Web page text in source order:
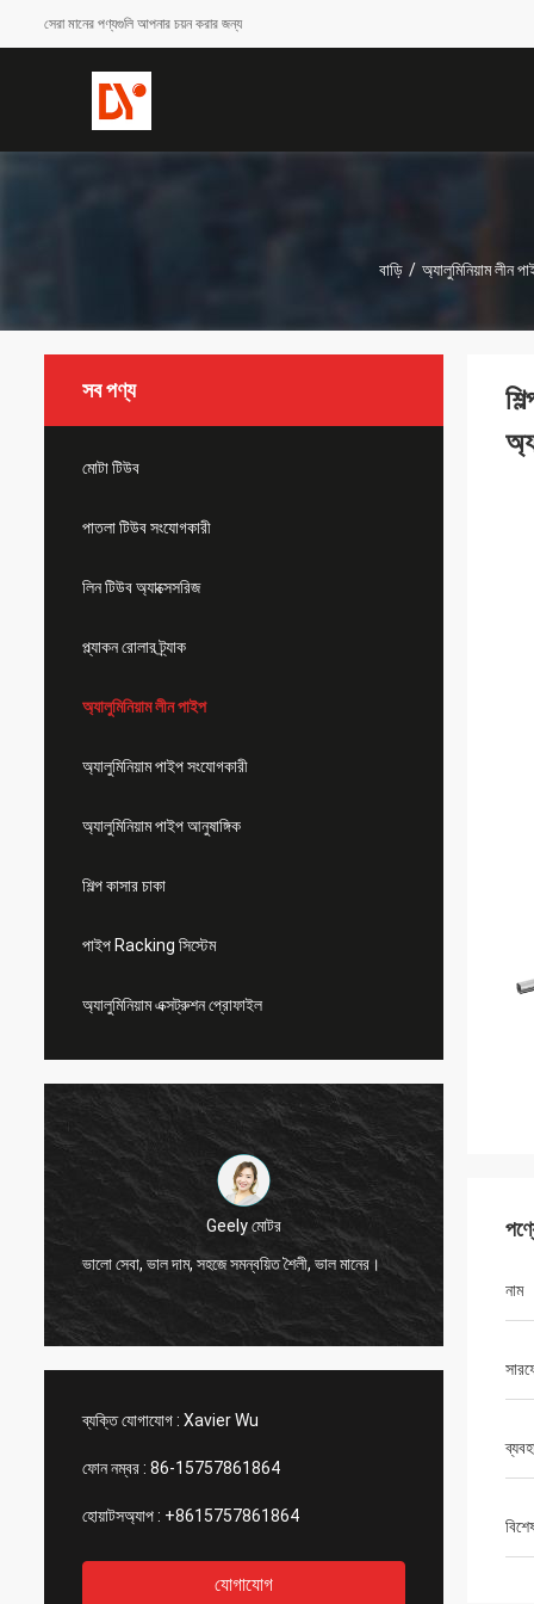
সেরা মানের পণ্যগুলি আপনার চয়ন করার জন্য
বাড়ি / অ্যালুমিনিয়াম লীন
সব পণ্য
মোটা টিউব
পাতলা টিউব সংযোগকারী
লিন টিউব অ্যাক্সেসরিজ
প্ল্যাকন রোলার ট্র্যাক
অ্যালুমিনিয়াম লীন পাইপ
অ্যালুমিনিয়াম পাইপ সংযোগকারী
অ্যালুমিনিয়াম পাইপ আনুষাঙ্গিক
শিল্প কাসার চাকা
পাইপ Racking সিস্টেম
অ্যালুমিনিয়াম এক্সট্রুশন প্রোফাইল
Thình-ভিয়েতনাম
হাই, জনসন, দয়া করে 12000 মিটার 2808 নষ্ট টিউব,
আইভরি রঙ ব্যবস্থা করুন।
ব্যক্তি যোগাযোগ : Xavier Wu
ফোন নম্বর : 86-15757861864
হোয়াটসঅ্যাপ : +8615757861864
যোগাযোগ
নাম